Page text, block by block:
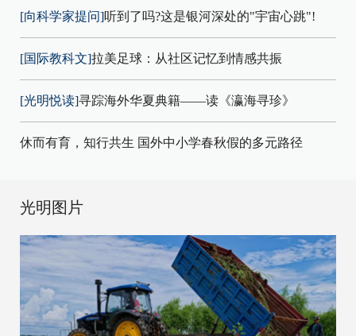
[向科学家提问]听到了吗?这是银河深处的"宇宙心跳"!
[国际教科文]拉美足球：从社区记忆到情感共振
[光明悦读]寻踪海外华夏典籍——读《瀛海寻珍》
休而有育，知行共生 国外中小学春秋假的多元路径
光明图片